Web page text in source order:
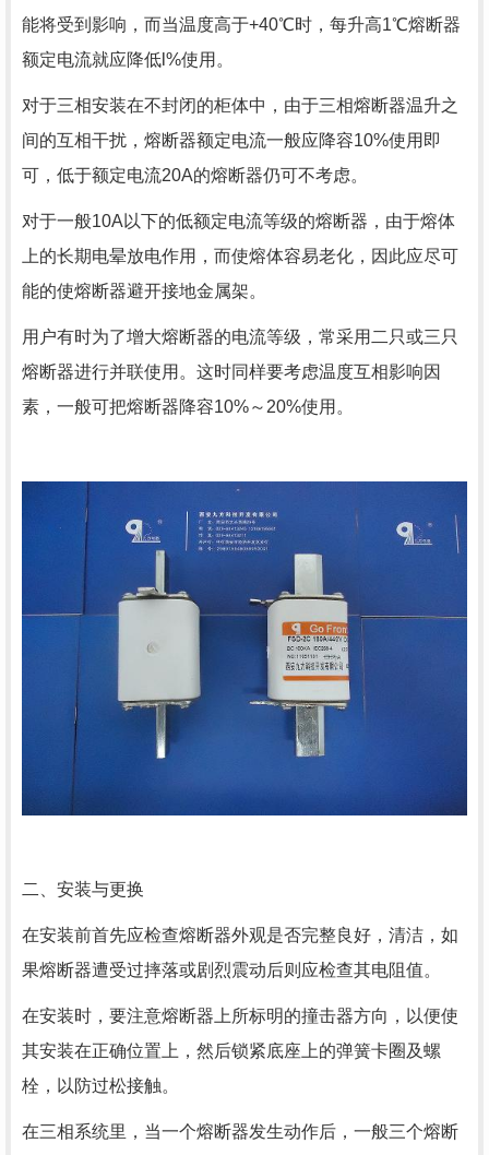
能将受到影响，而当温度高于+40℃时，每升高1℃熔断器
额定电流就应降低l%使用。
对于三相安装在不封闭的柜体中，由于三相熔断器温升之
间的互相干扰，熔断器额定电流一般应降容10%使用即
可，低于额定电流20A的熔断器仍可不考虑。
对于一般10A以下的低额定电流等级的熔断器，由于熔体
上的长期电晕放电作用，而使熔体容易老化，因此应尽可
能的使熔断器避开接地金属架。
用户有时为了增大熔断器的电流等级，常采用二只或三只
熔断器进行并联使用。这时同样要考虑温度互相影响因
素，一般可把熔断器降容10%～20%使用。
二、安装与更换
在安装前首先应检查熔断器外观是否完整良好，清洁，如
果熔断器遭受过摔落或剧烈震动后则应检查其电阻值。
在安装时，要注意熔断器上所标明的撞击器方向，以便使
其安装在正确位置上，然后锁紧底座上的弹簧卡圈及螺
栓，以防过松接触。
在三相系统里，当一个熔断器发生动作后，一般三个熔断